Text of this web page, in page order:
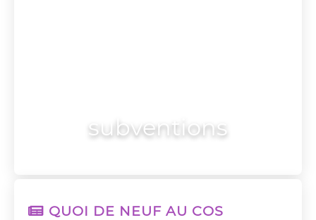
subventions
QUOI DE NEUF AU COS